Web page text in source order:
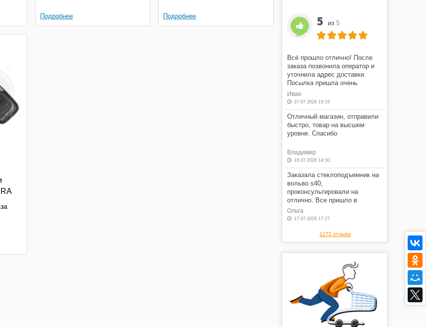
Подробнее Подробнее 5 из5
Всё прошло отлично! После
заказа позвонила оператор и
уточнила адрес доставки.
Посылка пришла очень
быстро! Я очень доволен этим
магазином.
Иван
27.07.2026 19:15
Отличный магазин, отправили
быстро, товар на высшем
уровне. Спасибо
Владимир
18.07.2026 14:30
Заказала стеклоподъемник на
вольво s40,
проконсультировали на
отлично. Все пришло в
оговоренные сроки, в отличном
состоянии, по оговоренной
Ольга
17.07.2026 17:27
1272 отзыва